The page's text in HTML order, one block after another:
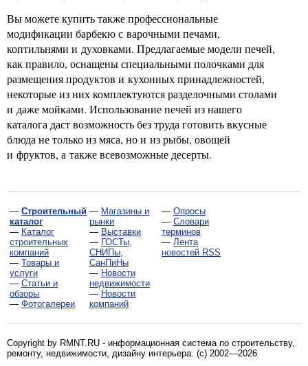
Вы можете купить также профессиональные
модификации барбекю с варочными печами,
коптильнями и духовками. Предлагаемые модели печей,
как правило, оснащены специальными полочками для
размещения продуктов и кухонных принадлежностей,
некоторые из них комплектуются разделочными столами
и даже мойками. Использование печей из нашего
каталога даст возможность без труда готовить вкусные
блюда не только из мяса, но и из рыбы, овощей
и фруктов, а также всевозможные десерты.
— Строительный
каталог
— Каталог
строительных
компаний
— Товары и
услуги
— Статьи и
обзоры
— Фотогалереи
— Магазины и
рынки
— Выставки
— ГОСТы,
СНИПы,
СанПиНы
— Новости
недвижимости
— Новости
компаний
— Опросы
— Словари
терминов
— Лента
новостей RSS
Copyright by RMNT.RU - информационная система по строительству,
ремонту, недвижимости, дизайну интерьера. (c) 2002—2026